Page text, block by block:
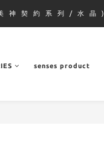
神 契 約 系 列 / 水 晶 )
senses product